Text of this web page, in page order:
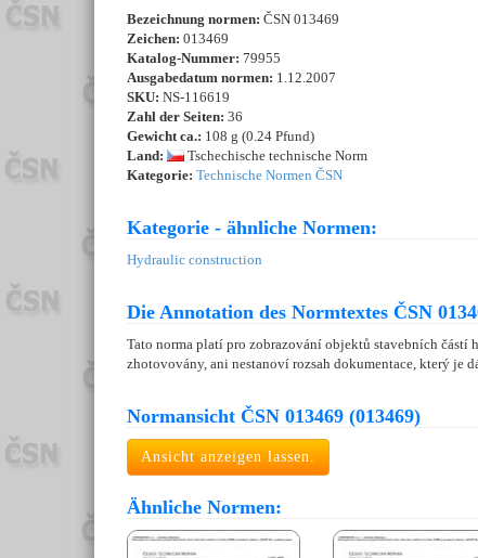
Bezeichnung normen: ČSN 013469
Zeichen: 013469
Katalog-Nummer: 79955
Ausgabedatum normen: 1.12.2007
SKU: NS-116619
Zahl der Seiten: 36
Gewicht ca.: 108 g (0.24 Pfund)
Land:
Tschechische technische Norm
Kategorie: Technische Normen ČSN
Kategorie - ähnliche Normen:
Hydraulic construction
Die Annotation des Normtextes ČSN
Tato norma platí pro zobrazování objektů stavebních
zhotovovány, ani nestanoví rozsah dokumentace, který je
Normansicht ČSN 013469 (013469)
Ansicht anzeigen lassen.
Ähnliche Normen: